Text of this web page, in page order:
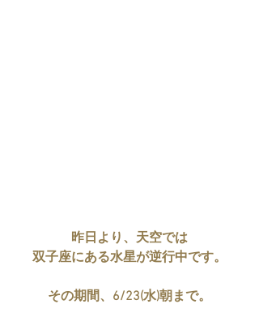
昨日より、天空では
双子座にある水星が逆行中です。
その期間、6/23(水)朝まで。